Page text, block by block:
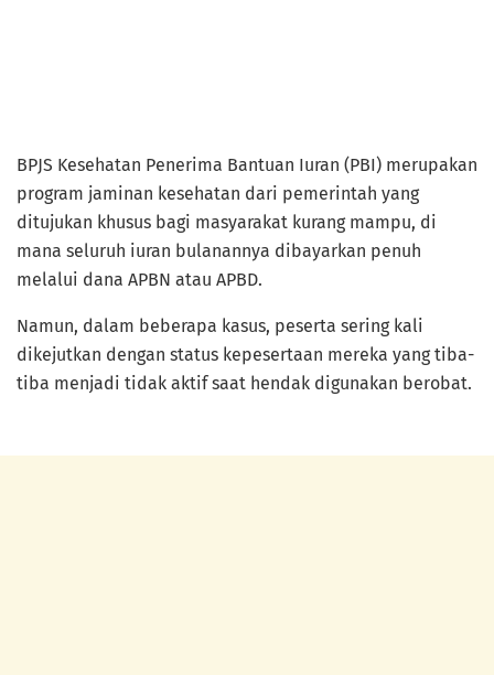
BPJS Kesehatan Penerima Bantuan Iuran (PBI) merupakan
program jaminan kesehatan dari pemerintah yang
ditujukan khusus bagi masyarakat kurang mampu, di
mana seluruh iuran bulanannya dibayarkan penuh
melalui dana APBN atau APBD.
Namun, dalam beberapa kasus, peserta sering kali
dikejutkan dengan status kepesertaan mereka yang tiba-
tiba menjadi tidak aktif saat hendak digunakan berobat.